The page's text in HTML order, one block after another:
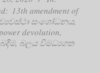
13th amendment of
සංශෝධනය,
devolution,
, බලය විමධ්‍යගත